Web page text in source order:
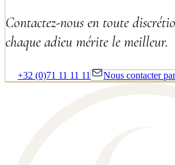
Contactez-nous en toute
chaque adieu mérite le meilleur.
+32 (0)71 11 11 11 Nous contacter